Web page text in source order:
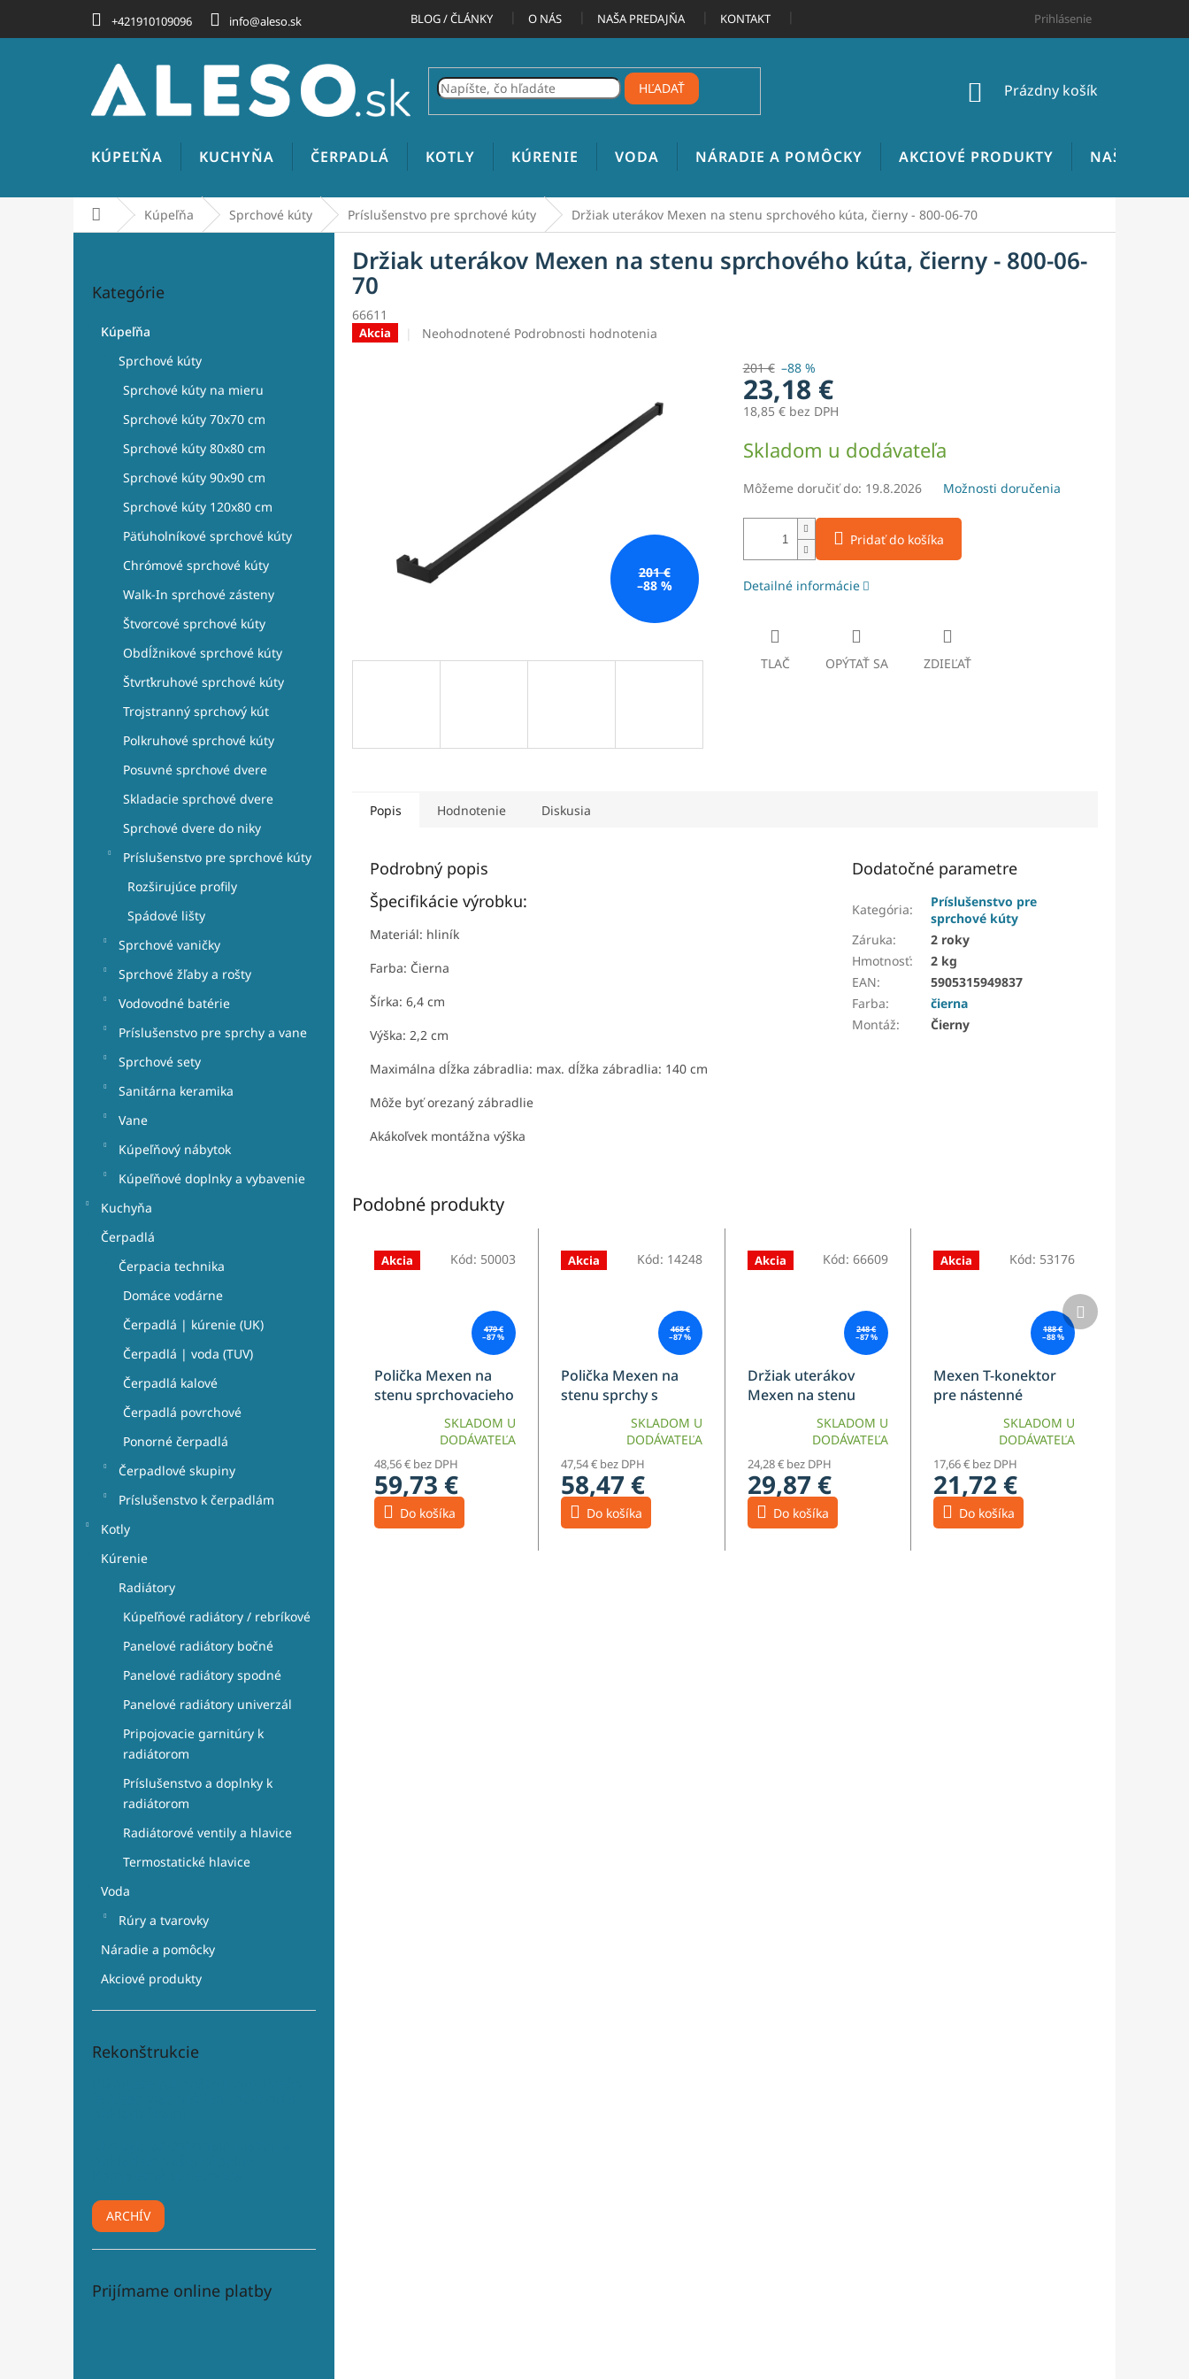
obsah
+421910109096 info@aleso.sk BLOG / ČLÁNKY O NÁS NAŠA PREDAJŇA KONTAKT CENNÍK INŠTALATÉRSKYCH PRÁC
Prihlásenie
HĽADAŤ
NÁKUPNÝ
Prázdny košík
KÚPEĽŇA KUCHYŇA ČERPADLÁ KOTLY KÚRENIE VODA NÁRADIE A POMÔCKY AKCIOVÉ PRODUKTY NAŠE
DomovKúpeľňa Sprchové kúty Príslušenstvo pre sprchové kúty Držiak uterákov Mexen na stenu sprchového kúta, čierny - 800-06-70
kategórie
Kategórie
Kúpeľňa
Sprchové kúty
Sprchové kúty na mieru
Sprchové kúty 70x70 cm
Sprchové kúty 80x80 cm
Sprchové kúty 90x90 cm
Sprchové kúty 120x80 cm
Päťuholníkové sprchové kúty
Chrómové sprchové kúty
Walk-In sprchové zásteny
Štvorcové sprchové kúty
Obdĺžnikové sprchové kúty
Štvrťkruhové sprchové kúty
Trojstranný sprchový kút
Polkruhové sprchové kúty
Posuvné sprchové dvere
Skladacie sprchové dvere
Sprchové dvere do niky
Príslušenstvo pre sprchové kúty
Rozširujúce profily
Spádové lišty
Sprchové vaničky
Sprchové žľaby a rošty
Vodovodné batérie
Príslušenstvo pre sprchy a vane
Sprchové sety
Sanitárna keramika
Vane
Kúpeľňový nábytok
Kúpeľňové doplnky a vybavenie
Kuchyňa
Čerpadlá
Čerpacia technika
Domáce vodárne
Čerpadlá | kúrenie (UK)
Čerpadlá | voda (TUV)
Čerpadlá kalové
Čerpadlá povrchové
Ponorné čerpadlá
Čerpadlové skupiny
Príslušenstvo k čerpadlám
Kotly
Kúrenie
Radiátory
Kúpeľňové radiátory / rebríkové
Panelové radiátory bočné
Panelové radiátory spodné
Panelové radiátory univerzál
Pripojovacie garnitúry k
radiátorom
Príslušenstvo a doplnky k
radiátorom
Radiátorové ventily a hlavice
Termostatické hlavice
Voda
Rúry a tvarovky
Náradie a pomôcky
Akciové produkty
Rekonštrukcie
ARCHÍV
Prijímame online platby
Držiak uterákov Mexen na stenu sprchového kúta, čierny - 800-06-
70
66611
Akcia
Priemerné
Neohodnotené Podrobnosti hodnotenia
201 €
–88 %
201 € –88 %
23,18 €
18,85 € bez DPH
cena:
Skladom u dodávateľa
Môžeme doručiť do: 19.8.2026 Možnosti doručenia
Pridať do košíka
Detailné informácie
TLAČ OPÝTAŤ SA ZDIEĽAŤ
Popis Hodnotenie Diskusia
Podrobný popis
Špecifikácie výrobku:
Materiál: hliník
Farba: Čierna
Šírka: 6,4 cm
Výška: 2,2 cm
Maximálna dĺžka zábradlia: max. dĺžka zábradlia: 140 cm
Môže byť orezaný zábradlie
Akákoľvek montážna výška
Dodatočné parametre
Kategória:
Príslušenstvo pre
sprchové kúty
Záruka:
2 roky
Hmotnosť:
2 kg
EAN:
5905315949837
Farba:
čierna
Montáž: Čierny
Podobné produkty
Akcia
479 €
–87 %
Polička Mexen na
stenu sprchovacieho
kúta s držiakom na
uteráky, brúsené
SKLADOM U
DODÁVATEĽA
48,56 € bez DPH
59,73 €
Do košíka
Kód: 50003 Akcia
468 €
–87 %
Polička Mexen na
stenu sprchy s
držiakom na
uteráky, ružové zlato
SKLADOM U
DODÁVATEĽA
47,54 € bez DPH
58,47 €
Do košíka
Kód: 14248 Akcia
248 €
–87 %
Držiak uterákov
Mexen na stenu
sprchovacieho kúta,
brúsená meď - 800-
SKLADOM U
DODÁVATEĽA
24,28 € bez DPH
29,87 €
Do košíka
Kód:66609 Akcia
188 €
–88 %
Mexen T-konektor
pre nástenné
držiaky, chróm - 800-
SKLADOM U
DODÁVATEĽA
17,66 € bez DPH
21,72 €
Do košíka
Kód: 53176
Ďalší
produkt